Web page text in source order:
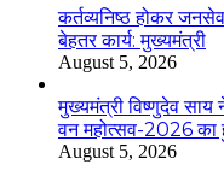
कर्तव्यनिष्ठ होकर
बेहतर कार्य: मुख्यमंत्री
August 5, 2026
मुख्यमंत्री विष्णुदेव साय
वन महोत्सव-2026 का
August 5, 2026